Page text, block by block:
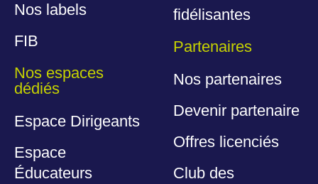
Nos labels
FIB
Nos espaces
dédiés
Espace Dirigeants
Espace
Éducateurs
fidélisantes
Partenaires
Nos partenaires
Devenir partenaire
Offres licenciés
Club des